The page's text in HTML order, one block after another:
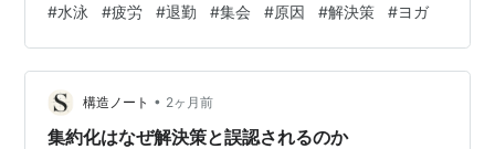
えていっているけれども、まだまだ疲れが取りきれない
のはなぜ…？ 原因も知りたいが、解決策も知りたい。温
泉にでもいってみるべきか。 会では、ストレッチやヨガ
などを勧められる。そういうのもありか。 さて、明日は
温泉どころかプール授業が始まる。昨年度より、明らか
#水泳 #疲労 #退勤 #集会 #原因 #解決策 #ヨガ
構造ノート • 2ヶ月前
集約化はなぜ解決策と誤認されるのか